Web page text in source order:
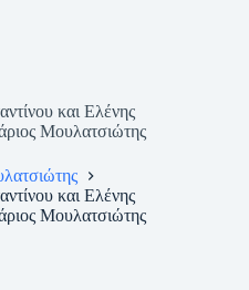
και Ελένης
Μουλατσιώτης
και Ελένης
Μουλατσιώτης